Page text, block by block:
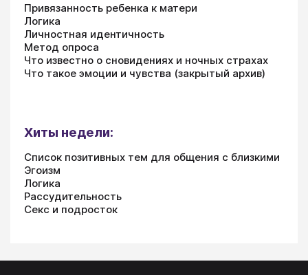
Привязанность ребенка к матери
Логика
Личностная идентичность
Метод опроса
Что известно о сновидениях и ночных страхах
Что такое эмоции и чувства (закрытый архив)
Хиты недели:
Список позитивных тем для общения с близкими
Эгоизм
Логика
Рассудительность
Секс и подросток